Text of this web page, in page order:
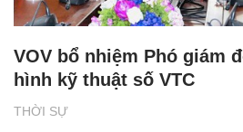
THỜI SỰ
VOV bổ nhiệm Phó giám
hình kỹ thuật số VTC